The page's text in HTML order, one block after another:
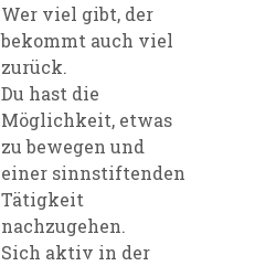
Wer viel gibt, der
bekommt auch viel
zurück.
Du hast die
Möglichkeit, etwas
zu bewegen und
einer sinnstiftenden
Tätigkeit
nachzugehen.
Sich aktiv in der